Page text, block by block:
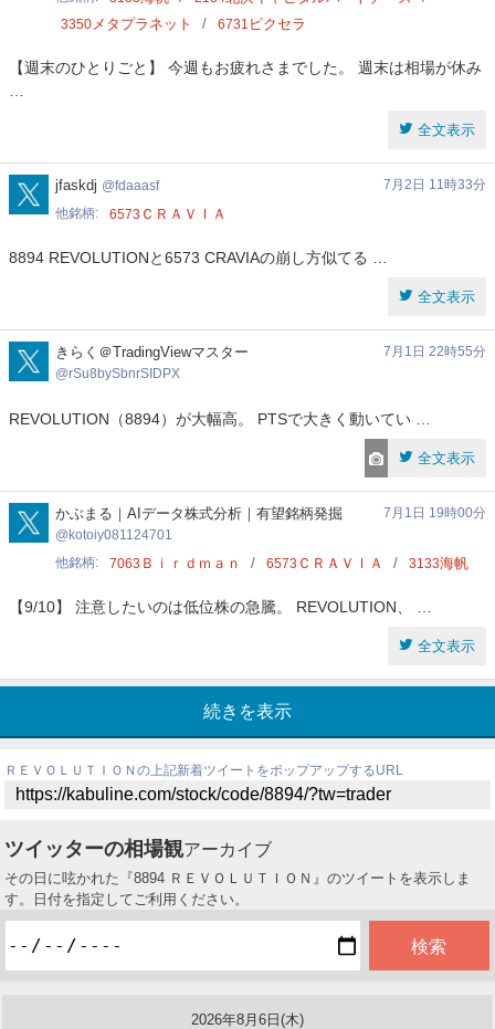
3350メタプラネット 6731 ピクセラ
【週末のひとりごと】 今週もお疲れさまでした。 週末は相場が休み
全文表示
fdaaasf
jfaskdj fdaaasf
7月2日 11時33分
他銘柄
6573 ＣＲＡＶＩＡ
8894 REVOLUTIONと6573 CRAVIAの崩し方似てる …
全文表示
rSu8bySbnrSIDPX
きらく＠TradingViewマスター
rSu8bySbnrSIDPX
7月1日 22時55分
REVOLUTION（8894）が大幅高。 PTSで大きく動いてい …
全文表示
kotoiy081124701
かぶまる｜AIデータ株式分析｜有望銘柄発掘
kotoiy081124701
7月1日 19時00分
他銘柄 7063 Ｂｉｒｄｍａｎ 6573 ＣＲＡＶＩＡ 3133海帆
【9/10】 注意したいのは低位株の急騰。 REVOLUTION、 …
全文表示
続きを表示
ＲＥＶＯＬＵＴＩＯＮの上記新着ツイートをポップアップするURL
ツイッターの相場観アーカイブ
その日に呟かれた『8894 ＲＥＶＯＬＵＴＩＯＮ』のツイートを表示しま
す。日付を指定してご利用ください。
2026年8月6日(木)